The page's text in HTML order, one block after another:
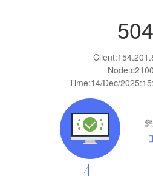
504
Client:
Time:14/Dec/